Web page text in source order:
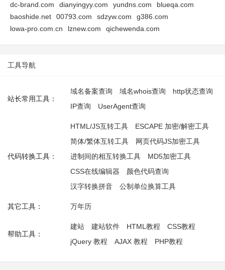
dc-brand.com
dianyingyy.com yundns.com
blueqa.com
baoshide.net
00793.com sdzyw.com
g386.com
lowa-pro.com.cn
lznew.com qichewenda.com
工具导航
站长常用工具：
域名备案查询 域名whois查询
http状态查询
IP查询
UserAgent查询
代码转换工具：
HTML/JS互转工具
ESCAPE 加密/解密工具
简体/繁体互转工具
网页代码JS加密工具
进制间的相互转换工具
MD5加密工具
CSS在线编辑器
颜色代码查询
汉字转换拼音
公制单位换算工具
其它工具： 万年历
帮助工具：
建站 建站软件 HTML教程
CSS教程
jQuery 教程
AJAX 教程 PHP教程